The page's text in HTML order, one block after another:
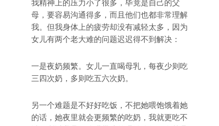
我精神上的压力小了很多，毕竟是自己的父
母，要容易沟通得多，而且他们也都非常理解
我。但我身体上的疲劳却没有减轻太多，因为
女儿有两个老大难的问题迟迟得不到解决：
一是夜奶频繁。女儿一直喝母乳，每夜少则吃
三四次奶，多则吃五六次奶。
另一个难题是不好好吃饭，不把她喂饱饿着她
的话，她夜里就会更频繁的吃奶，我就更吃不